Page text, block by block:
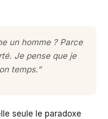
un homme ? Parce
Je pense que je
temps.”
seule le paradoxe